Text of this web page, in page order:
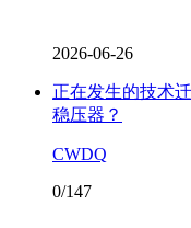
2026-06-26
正在发生的技术
稳压器？
CWDQ
0/147